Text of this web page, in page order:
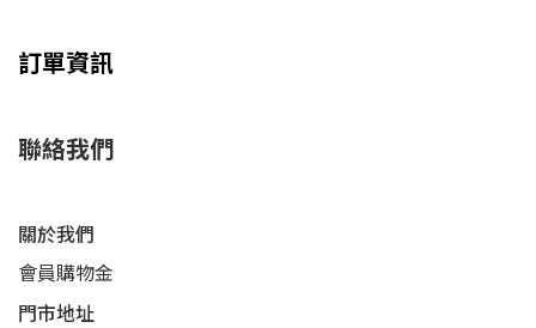
訂單資訊
聯絡我們
關於我們
會員購物金
門市地址